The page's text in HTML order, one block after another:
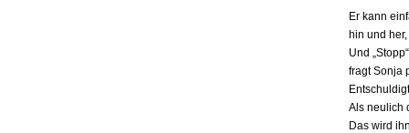
Er kann
hin und
Und
fragt Sonja
Als neulich
Das wird